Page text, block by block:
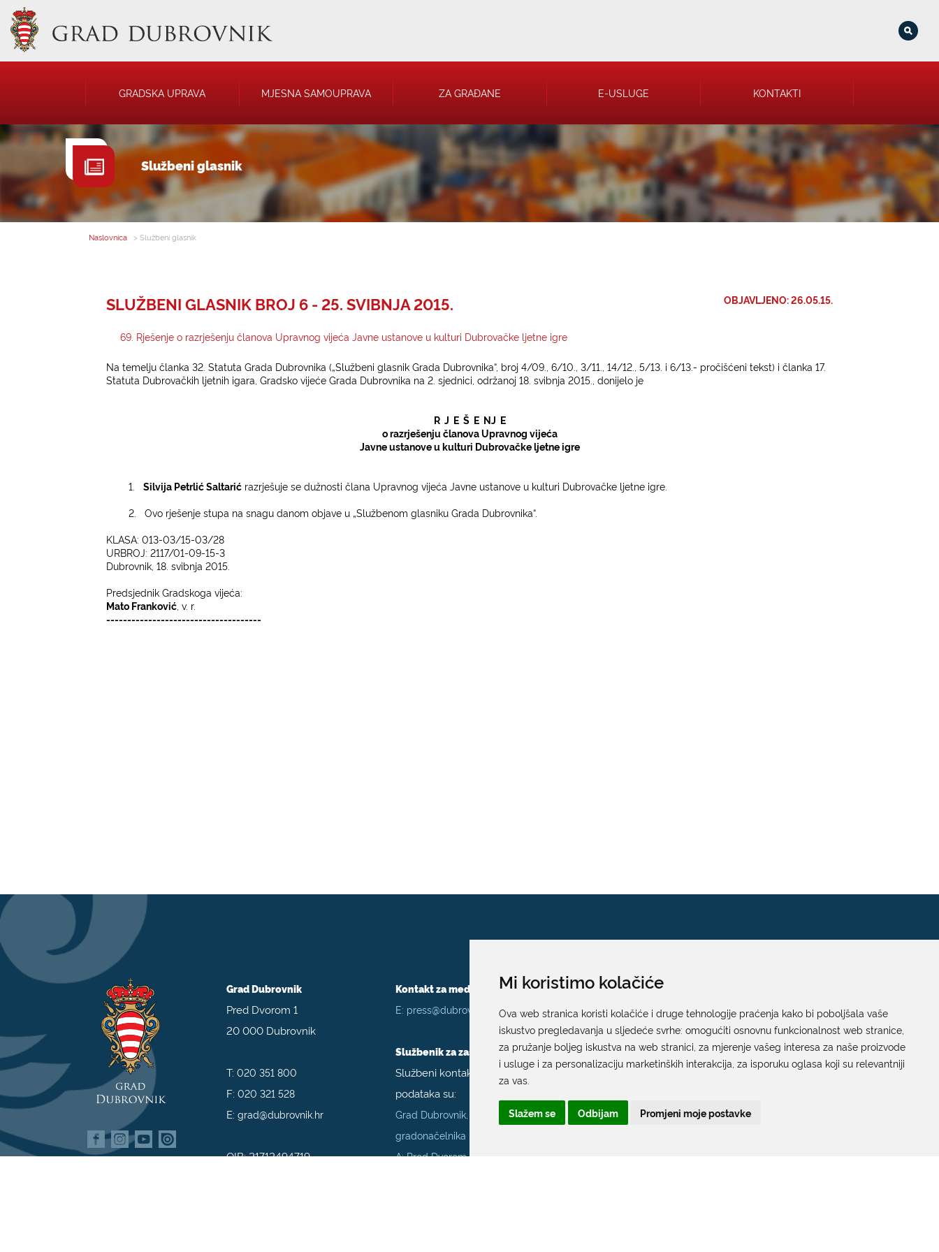
Mi koristimo kolačiće
Ova web stranica koristi kolačiće i druge tehnologije praćenja kako bi poboljšala vaše
iskustvo pregledavanja u sljedeće svrhe: omogućiti osnovnu funkcionalnost web stranice
za pružanje boljeg iskustva na web stranici za mjerenje vašeg interesa za naše proizvode
i usluge i za personalizaciju marketinških interakcija za isporuku oglasa koji su relevantniji
za vas
Slažem se Odbijam Promjeni moje postavke
GRADSKA UPRAVA
GRADONAČELNIK
GRADSKO VIJEĆE
UPRAVNA TIJELA
SAVJET MLADIH
NATJEČAJI
JAVNA OBJAVA RJEŠENJA
USTANOVE
KOMUNALNA I TRGOVAČKA
MJESNA SAMOUPRAVA ZA GRAĐANE E-USLUGE KONTAKTI
Službeni glasnik
Naslovnica > Službeni glasnik
SLUŽBENI GLASNIK BROJ 6 - 25. SVIBNJA 2015. OBJAVLJENO: 26.05.15.
69. Rješenje o razrješenju članova Upravnog vijeća Javne ustanove u kulturi Dubrovačke ljetne igre
Na temelju članka 32. Statuta Grada Dubrovnika („Službeni glasnik Grada Dubrovnika“, broj 4/09., 6/10., 3/11., 14/12., 5/13. i 6/13.- pročišćeni tekst) i članka 17.
Statuta Dubrovačkih ljetnih igara, Gradsko vijeće Grada Dubrovnika na 2. sjednici, održanoj 18. svibnja 2015., donijelo je
R J E Š E NJ E
o razrješenju članova Upravnog vijeća
Javne ustanove u kulturi Dubrovačke ljetne igre
1. Silvija Petrlić Saltarić razrješuje se dužnosti člana Upravnog vijeća Javne ustanove u kulturi Dubrovačke ljetne igre.
2.
Ovo rješenje stupa na snagu danom objave u „Službenom glasniku Grada Dubrovnika“.
KLASA: 013-03/15-03/28
URBROJ: 2117/01-09-15-3
Dubrovnik, 18. svibnja 2015.
Predsjednik Gradskoga vijeća:
Mato Franković , v. r.
-------------------------------------
Grad Dubrovnik
Pred Dvorom 1
20 000 Dubrovnik
T:020 351 800
F:020 321 528
E:grad@dubrovnik.hr
OIB: 21712494719
Kontakt za medije / Press contact
E: press@dubrovnik.hr
Službenik za zaštitu podataka
Službeni kontakt podaci službenika za zaštitu
podataka su:
Grad Dubrovnik, Upravni odjel za poslove
gradonačelnika
A: Pred Dvorom 1; E:
Pisarnica
Ured 205; rad sa strankama za sva upravna tijela
Grada Dubrovnika
Gundulićeva poljana 10, 20000 Dubrovnik
Radno vrijeme sa strankama:
T:+385 20 351 879